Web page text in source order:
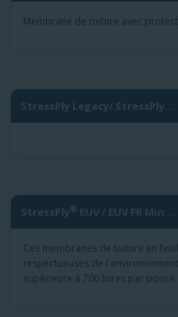
Membrane de toiture avec
StressPly Legacy/ StressPly...
StressPly® EUV / EUV FR Min...
Ces membranes de toiture en
respectueuses de
supérieure à 700 livres par pouce.